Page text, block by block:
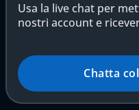
Usa la live chat per
nostri account e
Chatta